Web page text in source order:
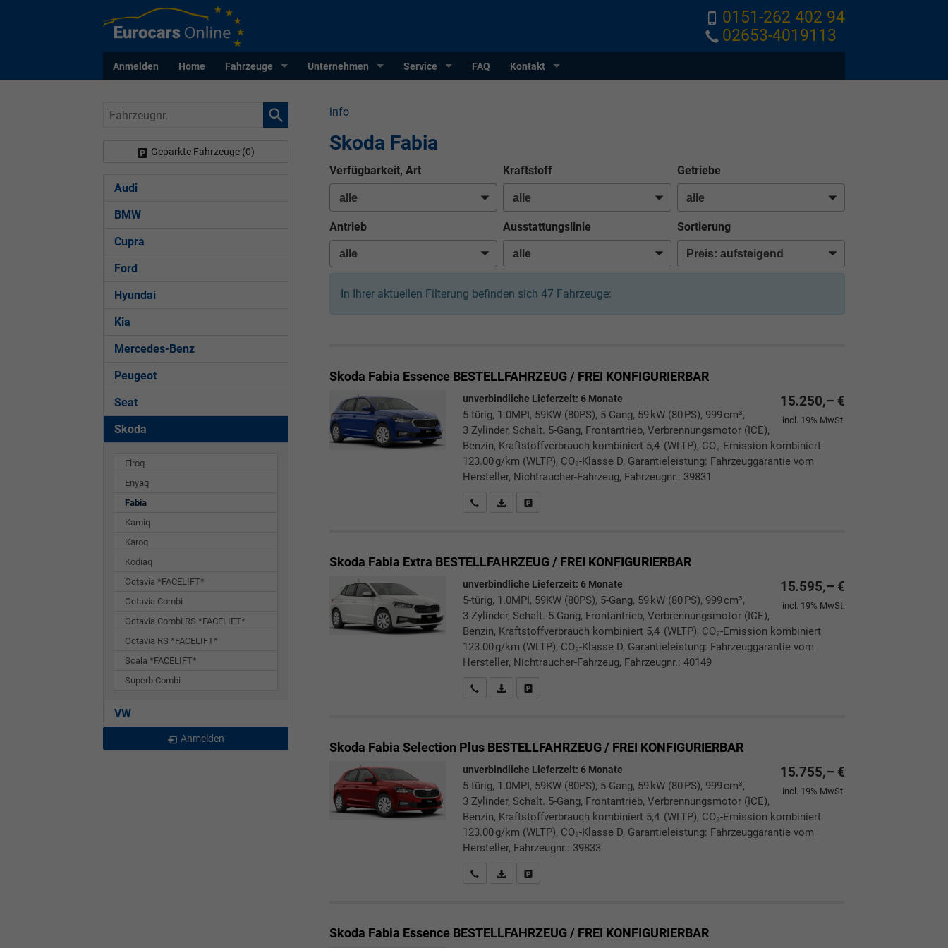
0151-262 402 94
02653-4019113
Anmelden Home Fahrzeuge Unternehmen Service FAQ Kontakt
info
Skoda Fabia
Verfügbarkeit, Art Kraftstoff Getriebe
Antrieb Ausstattungslinie Sortierung
In Ihrer aktuellen Filterung befinden sich 47 Fahrzeuge:
Skoda Fabia Essence BESTELLFAHRZEUG / FREI KONFIGURIERBAR
15.250,– €
incl. 19% MwSt.
unverbindliche Lieferzeit: 6 Monate
5-türig, 1.0MPI, 59KW (80PS), 5-Gang, 59 kW (80 PS), 999 cm³,
3 Zylinder, Schalt. 5-Gang, Frontantrieb, Verbrennungsmotor (ICE),
Benzin, Kraftstoffverbrauch kombiniert 5,4 (WLTP), CO₂-Emission kombiniert
123.00 g/km (WLTP), CO₂-Klasse D, Garantieleistung: Fahrzeuggarantie vom
Hersteller, Nichtraucher-Fahrzeug, Fahrzeugnr.: 39831
Rückrufbitte absenden
PDF-Datei, Fahrzeugexposé drucken
Drucken, parken oder vergleichen
Skoda Fabia Extra BESTELLFAHRZEUG / FREI KONFIGURIERBAR
15.595,– €
incl. 19% MwSt.
unverbindliche Lieferzeit: 6 Monate
5-türig, 1.0MPI, 59KW (80PS), 5-Gang, 59 kW (80 PS), 999 cm³,
3 Zylinder, Schalt. 5-Gang, Frontantrieb, Verbrennungsmotor (ICE),
Benzin, Kraftstoffverbrauch kombiniert 5,4 (WLTP), CO₂-Emission kombiniert
123.00 g/km (WLTP), CO₂-Klasse D, Garantieleistung: Fahrzeuggarantie vom
Hersteller, Nichtraucher-Fahrzeug, Fahrzeugnr.: 40149
Rückrufbitte absenden
PDF-Datei, Fahrzeugexposé drucken
Drucken, parken oder vergleichen
Skoda Fabia Selection Plus BESTELLFAHRZEUG / FREI KONFIGURIERBAR
15.755,– €
incl. 19% MwSt.
unverbindliche Lieferzeit: 6 Monate
5-türig, 1.0MPI, 59KW (80PS), 5-Gang, 59 kW (80 PS), 999 cm³,
3 Zylinder, Schalt. 5-Gang, Frontantrieb, Verbrennungsmotor (ICE),
Benzin, Kraftstoffverbrauch kombiniert 5,4 (WLTP), CO₂-Emission kombiniert
123.00 g/km (WLTP), CO₂-Klasse D, Garantieleistung: Fahrzeuggarantie vom
Hersteller, Fahrzeugnr.: 39833
Rückrufbitte absenden
PDF-Datei, Fahrzeugexposé drucken
Drucken, parken oder vergleichen
Skoda Fabia Essence BESTELLFAHRZEUG / FREI KONFIGURIERBAR
Fahrzeugnr.
Geparkte Fahrzeuge (0)
Audi
BMW
Cupra
Ford
Hyundai
Kia
Mercedes-Benz
Peugeot
Seat
Skoda
Elroq
Enyaq
Fabia
Kamiq
Karoq
Kodiaq
Octavia *FACELIFT*
Octavia Combi
Octavia Combi RS *FACELIFT*
Octavia RS *FACELIFT*
Scala *FACELIFT*
Superb Combi
VW
Anmelden